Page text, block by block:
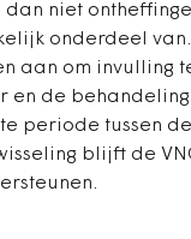
niet
onderdeel
aan om invulling
de
periode tussen
blijft de